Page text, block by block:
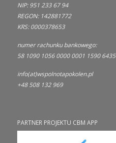
NIP: 951 233 67 94
REGON: 142881772
KRS: 0000378653
numer rachunku bankowego:
58 1090 1056 0000 0001 1590 6435
info(at)wspolnotapokolen.pl
+48 508 132 969
PARTNER PROJEKTU CBM APP